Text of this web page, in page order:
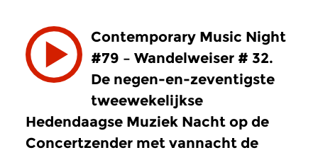
Contemporary Music Night
#79 – Wandelweiser # 32.
De negen-en-zeventigste
tweewekelijkse
Hedendaagse Muziek Nacht op de
Concertzender met vannacht de